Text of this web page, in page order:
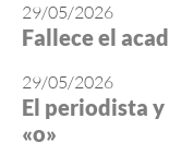
29/05/2026
Fallece el
29/05/2026
El periodista
«o»